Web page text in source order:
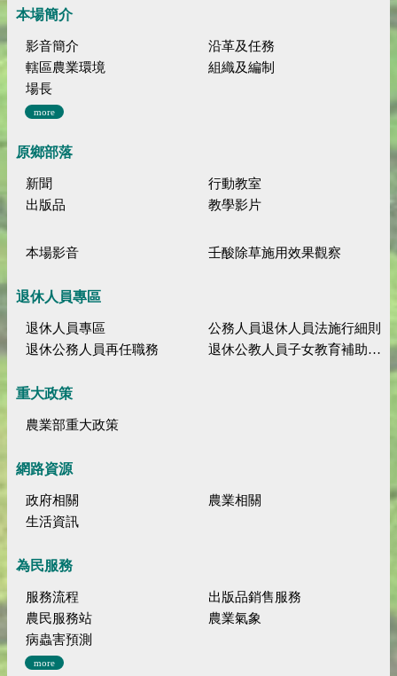
本場簡介
影音簡介
沿革及任務
轄區農業環境
組織及編制
場長
more
原鄉部落
新聞
行動教室
出版品
教學影片
本場影音 壬酸除草施用效果觀察
退休人員專區
退休人員專區
公務人員退休人員法施行細則
退休公務人員再任職務
退休公教人員子女教育補助規定
重大政策
農業部重大政策
網路資源
政府相關
農業相關
生活資訊
為民服務
服務流程
出版品銷售服務
農民服務站
農業氣象
病蟲害預測
more